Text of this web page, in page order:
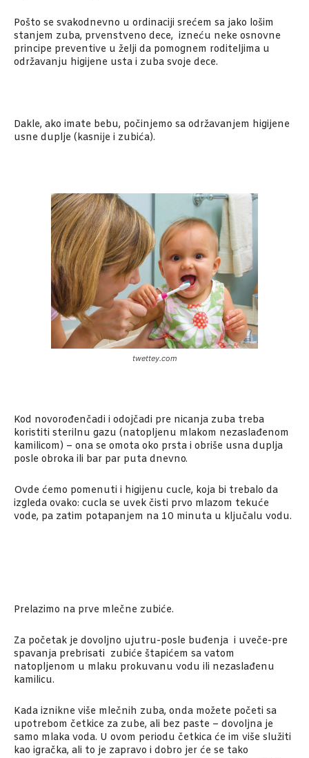
Pošto se svakodnevno u ordinaciji srećem sa jako lošim
stanjem zuba, prvenstveno dece, izneću neke osnovne
principe preventive u želji da pomognem roditeljima u
održavanju higijene usta i zuba svoje dece.
Dakle, ako imate bebu, počinjemo sa održavanjem higijene
usne duplje (kasnije i zubića).
twettey.com
Kod novorođenčadi i odojčadi pre nicanja zuba treba
koristiti sterilnu gazu (natopljenu mlakom nezaslađenom
kamilicom) – ona se omota oko prsta i obriše usna duplja
posle obroka ili bar par puta dnevno.
Ovde ćemo pomenuti i higijenu cucle, koja bi trebalo da
izgleda ovako: cucla se uvek čisti prvo mlazom tekuće
vode, pa zatim potapanjem na 10 minuta u ključalu vodu.
Prelazimo na prve mlečne zubiće.
Za početak je dovoljno ujutru-posle buđenja i uveče-pre
spavanja prebrisati zubiće štapićem sa vatom
natopljenom u mlaku prokuvanu vodu ili nezaslađenu
kamilicu.
Kada iznikne više mlečnih zuba, onda možete početi sa
upotrebom četkice za zube, ali bez paste – dovoljna je
samo mlaka voda. U ovom periodu četkica će im više služiti
kao igračka, ali to je zapravo i dobro jer će se tako